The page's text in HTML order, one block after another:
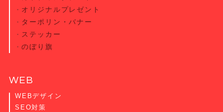
オリジナルプレゼント
ターポリン・バナー
ステッカー
のぼり旗
WEB
WEBデザイン
SEO対策